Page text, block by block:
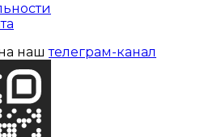
наштелеграм-канал